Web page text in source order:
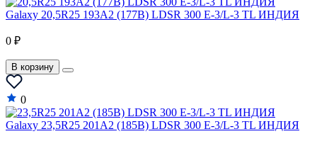
Galaxy 20,5R25 193A2 (177B) LDSR 300 E-3/L-3 TL ИНДИЯ
0 ₽
В корзину
0
Galaxy 23,5R25 201A2 (185B) LDSR 300 E-3/L-3 TL ИНДИЯ